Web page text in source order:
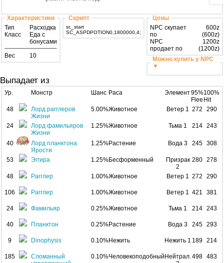
Характеристики
Тип
Расходка
Класс
Еда с
бонусами
Вес
10
Скрипт
sc_start
SC_ASPDPOTION0,1800000,4;
Цены
NPC скупает
по
600z
(600z)
NPC
продает по
1200z
(1200z)
Можно купить у NPC
▼
Выпадает из
Ур. Монстр Шанс Раса Элемент95%
Flee
100%
Hit
48
Лорд рагглеров
Жизни
5.00%Животное Ветер 1 272 290
24
Лорд фамильяров
Жизни
1.25%Животное Тьма 1 214 243
40
Лорд планктона
Ярости
1.25%Растение Вода 3 245 308
53 Эггира 1.25%Бесформенный
Призрак
2
280 278
48 Рагглер 1.00%Животное Ветер 1 272 290
106 Рагглер 1.00%Животное Ветер 1 421 381
24 Фамильяр 0.25%Животное Тьма 1 214 243
40 Планктон 0.25%Растение Вода 3 245 293
9 Dinophysis 0.10%Нежить Нежить 1 189 214
185
Сломанный
0.10%ЧеловекоподобныйНейтрал. 498 483